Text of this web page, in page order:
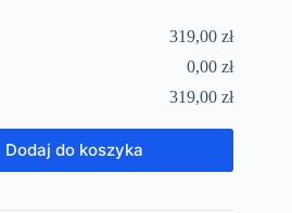
319,00 zł
0,00 zł
319,00 zł
Dodaj do koszyka